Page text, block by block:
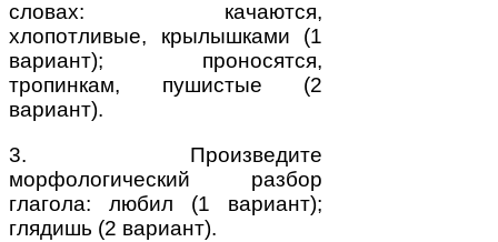
словах: качаются,
хлопотливые, крылышками (1
вариант); проносятся,
тропинкам, пушистые (2
вариант).
3. Произведите
морфологический разбор
глагола: любил (1 вариант);
глядишь (2 вариант).